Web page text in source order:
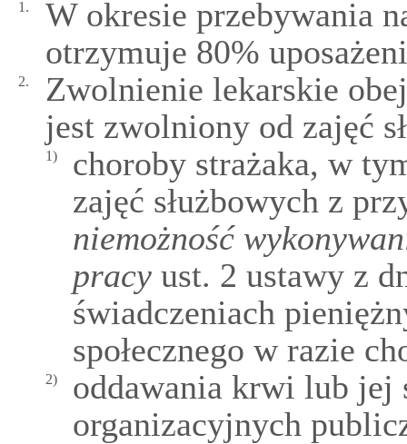
1.
W okresie przebywania
otrzymuje 80%
2.
Zwolnienie lekarskie
jest zwolniony od zajęć
1)
choroby strażaka, w
zajęć służbowych z
niemożność
pracy ust. 2 ustawy z
świadczeniach
społecznego w razie
2)
oddawania krwi lub jej
organizacyjnych